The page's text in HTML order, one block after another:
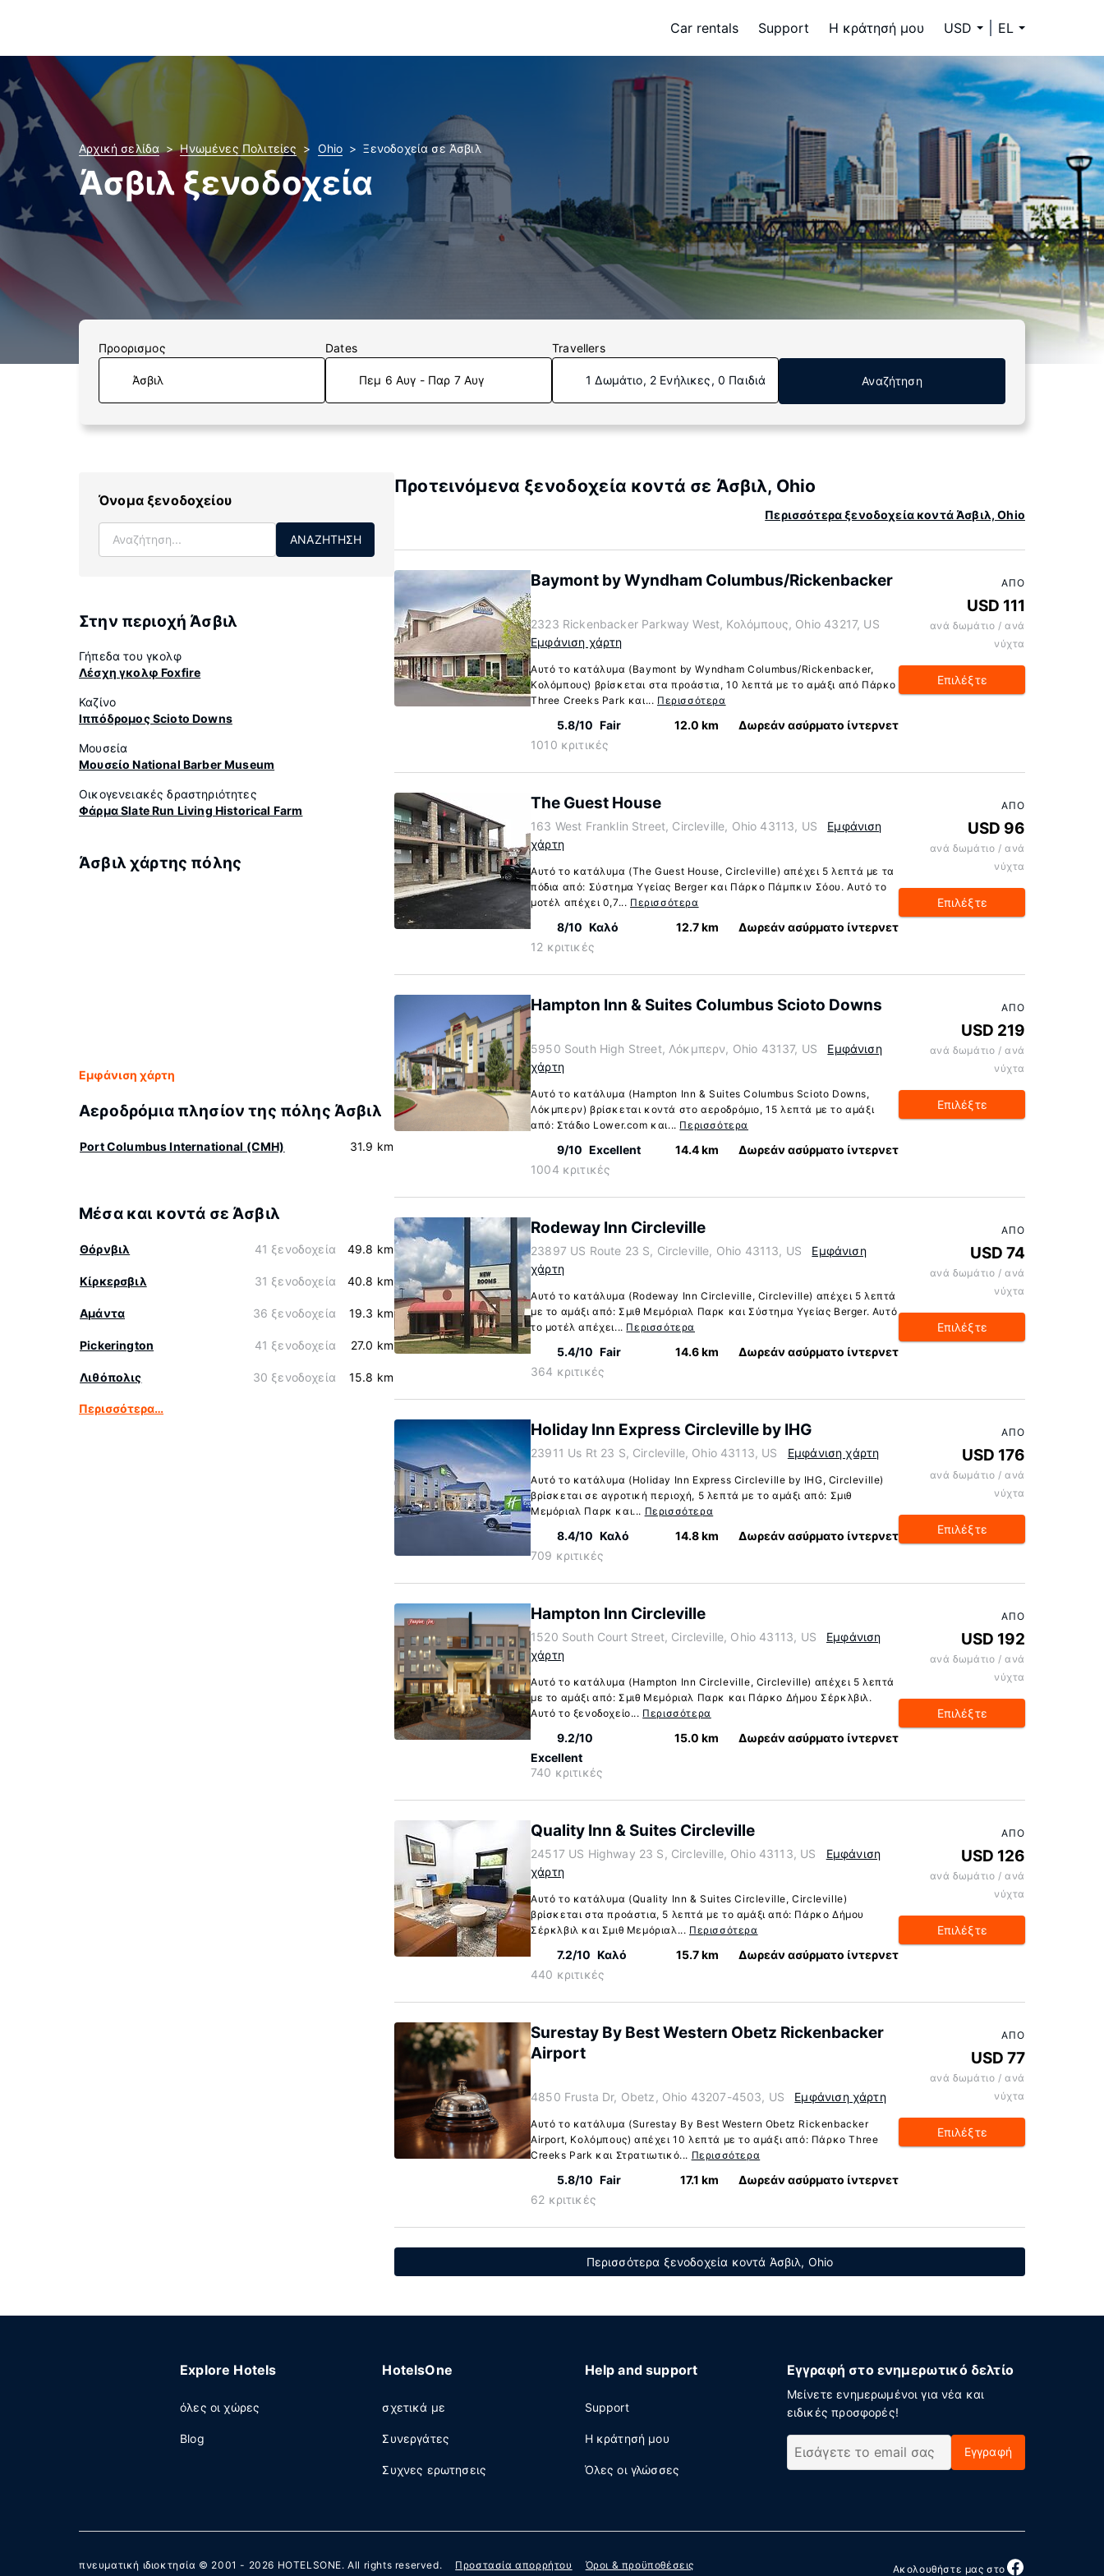
Car rentals Support Η κράτησή μου USD EL
Αρχική σελίδα Ηνωμένες Πολιτείες Ohio Ξενοδοχεία σε Άσβιλ
Άσβιλ ξενοδοχεία
Προορισμος Dates
Πεμ 6 Αυγ - Παρ 7 Αυγ
Travellers
1 Δωμάτιο, 2 Ενήλικες, 0 Παιδιά Αναζήτηση
Όνομα ξενοδοχείου
ΑΝΑΖΉΤΗΣΗ
Στην περιοχή Άσβιλ
Γήπεδα του γκολφ
Λέσχη γκολφ Foxfire
Καζίνο
Ιππόδρομος Scioto Downs
Μουσεία
Μουσείο National Barber Museum
Οικογενειακές δραστηριότητες
Φάρμα Slate Run Living Historical Farm
Άσβιλ χάρτης πόλης
Εμφάνιση χάρτη
Αεροδρόμια πλησίον της πόλης Άσβιλ
Port Columbus International (CMH) 31.9 km
Μέσα και κοντά σε Άσβιλ
Θόρνβιλ 41 ξενοδοχεία 49.8 km
Κίρκερσβιλ 31 ξενοδοχεία 40.8 km
Αμάντα 36 ξενοδοχεία 19.3 km
Pickerington 41 ξενοδοχεία 27.0 km
Λιθόπολις 30 ξενοδοχεία 15.8 km
Περισσότερα…
Προτεινόμενα ξενοδοχεία κοντά σε Άσβιλ, Ohio
Περισσότερα ξενοδοχεία κοντά Άσβιλ, Ohio
Baymont by Wyndham Columbus/Rickenbacker
2323 Rickenbacker Parkway West, Κολόμπους, Ohio 43217, US
Εμφάνιση χάρτη
Αυτό το κατάλυμα (Baymont by Wyndham Columbus/Rickenbacker,
Κολόμπους) βρίσκεται στα προάστια, 10 λεπτά με το αμάξι από Πάρκο
Three Creeks Park και... Περισσότερα
5.8/10 Fair
1010 κριτικές
12.0 km Δωρεάν ασύρματο ίντερνετ
ΑΠΌ
USD 111
ανά δωμάτιο / ανά
νύχτα
Επιλέξτε
The Guest House
163 West Franklin Street, Circleville, Ohio 43113, US
Εμφάνιση
χάρτη
Αυτό το κατάλυμα (The Guest House, Circleville) απέχει 5 λεπτά με τα
πόδια από: Σύστημα Υγείας Berger και Πάρκο Πάμπκιν Σόου. Αυτό το
μοτέλ απέχει 0,7... Περισσότερα
8/10 Καλό
12 κριτικές
12.7 km Δωρεάν ασύρματο ίντερνετ
ΑΠΌ
USD 96
ανά δωμάτιο / ανά
νύχτα
Επιλέξτε
Hampton Inn & Suites Columbus Scioto Downs
5950 South High Street, Λόκμπερν, Ohio 43137, US
Εμφάνιση
χάρτη
Αυτό το κατάλυμα (Hampton Inn & Suites Columbus Scioto Downs,
Λόκμπερν) βρίσκεται κοντά στο αεροδρόμιο, 15 λεπτά με το αμάξι
από: Στάδιο Lower.com και... Περισσότερα
9/10 Excellent
1004 κριτικές
14.4 km Δωρεάν ασύρματο ίντερνετ
ΑΠΌ
USD 219
ανά δωμάτιο / ανά
νύχτα
Επιλέξτε
Rodeway Inn Circleville
23897 US Route 23 S, Circleville, Ohio 43113, US
Εμφάνιση
χάρτη
Αυτό το κατάλυμα (Rodeway Inn Circleville, Circleville) απέχει 5 λεπτά
με το αμάξι από: Σμιθ Μεμόριαλ Παρκ και Σύστημα Υγείας Berger. Αυτό
το μοτέλ απέχει... Περισσότερα
5.4/10 Fair
364 κριτικές
14.6 km Δωρεάν ασύρματο ίντερνετ
ΑΠΌ
USD 74
ανά δωμάτιο / ανά
νύχτα
Επιλέξτε
Holiday Inn Express Circleville by IHG
23911 Us Rt 23 S, Circleville, Ohio 43113, US Εμφάνιση χάρτη
Αυτό το κατάλυμα (Holiday Inn Express Circleville by IHG, Circleville)
βρίσκεται σε αγροτική περιοχή, 5 λεπτά με το αμάξι από: Σμιθ
Μεμόριαλ Παρκ και... Περισσότερα
8.4/10 Καλό
709 κριτικές
14.8 km Δωρεάν ασύρματο ίντερνετ
ΑΠΌ
USD 176
ανά δωμάτιο / ανά
νύχτα
Επιλέξτε
Hampton Inn Circleville
1520 South Court Street, Circleville, Ohio 43113, US
Εμφάνιση
χάρτη
Αυτό το κατάλυμα (Hampton Inn Circleville, Circleville) απέχει 5 λεπτά
με το αμάξι από: Σμιθ Μεμόριαλ Παρκ και Πάρκο Δήμου Σέρκλβιλ.
Αυτό το ξενοδοχείο... Περισσότερα
9.2/10
Excellent
740 κριτικές
15.0 km Δωρεάν ασύρματο ίντερνετ
ΑΠΌ
USD 192
ανά δωμάτιο / ανά
νύχτα
Επιλέξτε
Quality Inn & Suites Circleville
24517 US Highway 23 S, Circleville, Ohio 43113, US
Εμφάνιση
χάρτη
Αυτό το κατάλυμα (Quality Inn & Suites Circleville, Circleville)
βρίσκεται στα προάστια, 5 λεπτά με το αμάξι από: Πάρκο Δήμου
Σέρκλβιλ και Σμιθ Μεμόριαλ... Περισσότερα
7.2/10 Καλό
440 κριτικές
15.7 km Δωρεάν ασύρματο ίντερνετ
ΑΠΌ
USD 126
ανά δωμάτιο / ανά
νύχτα
Επιλέξτε
Surestay By Best Western Obetz Rickenbacker
Airport
4850 Frusta Dr, Obetz, Ohio 43207-4503, US Εμφάνιση χάρτη
Αυτό το κατάλυμα (Surestay By Best Western Obetz Rickenbacker
Airport, Κολόμπους) απέχει 10 λεπτά με το αμάξι από: Πάρκο Three
Creeks Park και Στρατιωτικό... Περισσότερα
5.8/10 Fair
62 κριτικές
17.1 km Δωρεάν ασύρματο ίντερνετ
ΑΠΌ
USD 77
ανά δωμάτιο / ανά
νύχτα
Επιλέξτε
Περισσότερα ξενοδοχεία κοντά Άσβιλ, Ohio
Explore Hotels
όλες οι χώρες
Blog
HotelsOne
σχετικά με
Συνεργάτες
Συχνες ερωτησεις
Help and support
Support
Η κράτησή μου
Όλες οι γλώσσες
Εγγραφή στο ενημερωτικό δελτίο
Μείνετε ενημερωμένοι για νέα και
ειδικές προσφορές!
Εγγραφή
πνευματική ιδιοκτησία © 2001 - 2026 HOTELSONE. All rights reserved. Προστασία απορρήτου Όροι & προϋποθέσεις Ακολουθήστε μας στο